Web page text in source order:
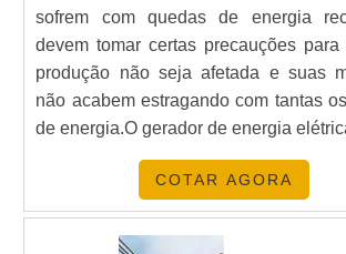
sofrem com quedas de energia
devem tomar certas precauções para
produção não seja afetada e suas
não acabem estragando com tantas
de energia.O gerador de energia
automática é a solução mais
locais que não podem ter nem ao
segundos sem energia, como
empresas, casas de show e tantos
COTAR AGORA